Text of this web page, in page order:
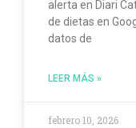
alerta en Diari
de dietas en
datos de
LEER MÁS »
febrero 10, 2026